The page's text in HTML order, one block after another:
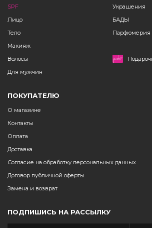
SPF
Лицо
Тело
Макияж
Волосы
Для мужчин
Украшения
БАДЫ
Парфюмерия
ПОКУПАТЕЛЮ
О магазине
Контакты
Оплата
Доставка
Согласие на обработку персональных данных
Договор публичной оферты
Замена и возврат
ПОДПИШИСЬ НА РАССЫЛКУ